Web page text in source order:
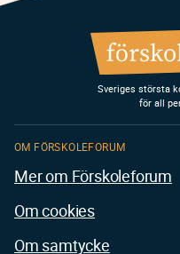
Sveriges största
för all
OM FÖRSKOLEFORUM
Mer om Förskoleforum
Om cookies
Om samtycke